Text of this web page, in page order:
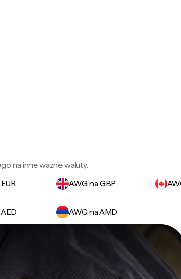
na inne ważne waluty.
AWG na GBP
AWG na AMD